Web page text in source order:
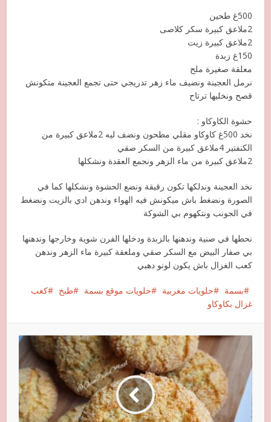
500غ طحين
2ملاعق كبيرة سكر كلاصى
2ملاعق كبيرة زيت
150غ زبدة
معلقة صغيرة ملح
نرمل العجينة ونضيف ماء زهر تدريجي حتى تجمع العجينة متكونش
قصح ونخليها ترتاح
حشوة الكاوكاو :
نخد 500غ كاوكاو مقلي مطحون ونضف ليه 2ملاعق كبيرة من
الكنفتير 4ملاعق كبيرة من السكر صقي
2ملاعق كبيرة من ماء الزهر ونجمع العقدة ونشكلها
نخد العجينة وندلكها تكون رقيقة ونضع الحشوة ونشكلها كما في
الصورة ونضغط باش ميكونش فيه الهواء وندهن ادي بالزيت ونضغط
في الجونب ونتكهوم بي الشوكة
نحطها في صنية وندهنها بالزبدة ودخلها الفرن شوية وخارجها وندهنها
بي صفار البيض مع السكر صقي وملعقة كبيرة ماء الزهر وندهن
كعب الغزال باش يكون لونو دهبي
بسمة حلويات مغربية حلويات موقع بسمة طبخ
كعب
غزال بكاوكاو